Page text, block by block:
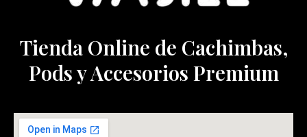
Tienda Online de Cachimbas,
Pods y Accesorios Premium